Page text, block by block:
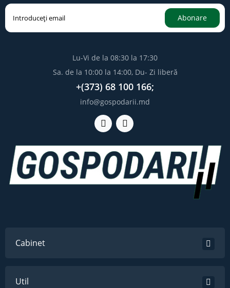
Abonare
Lu-Vi de la 08:30 la 17:30
Sa. de la 10:00 la 14:00, Du- Zi liberă
+(373) 68 100 166;
info@gospodarii.md
Cabinet
Util